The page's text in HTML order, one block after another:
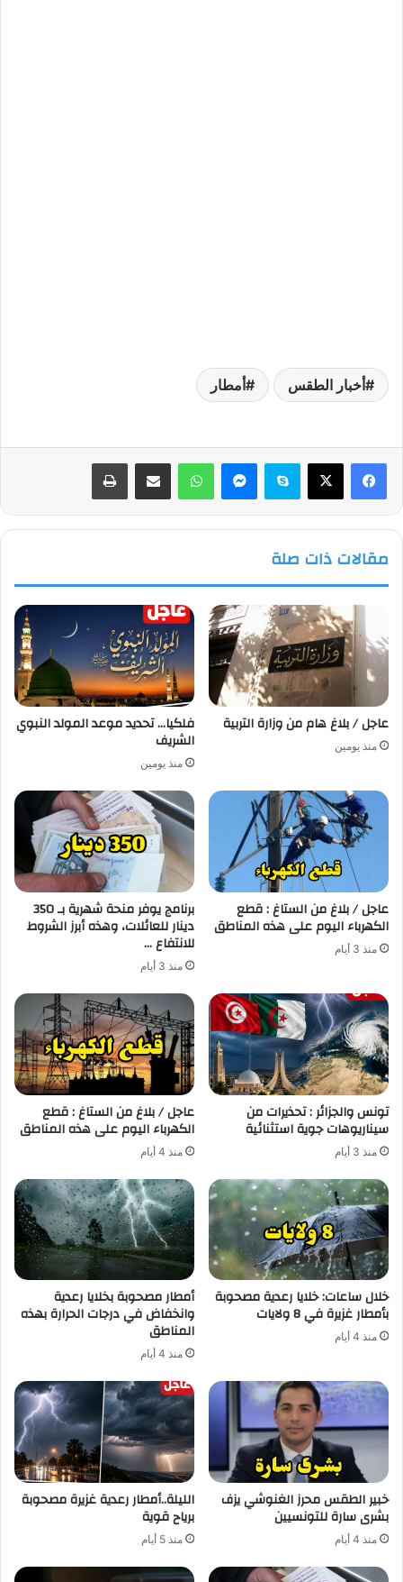
أخبار الطقس أمطار
فيسبوك سكايب واتساب
مقالات ذات صلة
عاجل / بلاغ هام من وزارة التربية
منذ يومين
فلكيا… تحديد موعد المولد النبوي
الشريف
منذ يومين
عاجل / بلاغ من الستاغ : قطع
الكهرباء اليوم على هذه المناطق
منذ 3 أيام
برنامج يوفر منحة شهرية بـ 350
دينار للعائلات، وهذه أبرز الشروط
للانتفاع …
منذ 3 أيام
تونس والجزائر : تحذيرات من
سيناريوهات جوية استثنائية
منذ 3 أيام
عاجل / بلاغ من الستاغ : قطع
الكهرباء اليوم على هذه المناطق
منذ 4 أيام
خلال ساعات: خلايا رعدية مصحوبة
بأمطار غزيرة في 8 ولايات
منذ 4 أيام
أمطار مصحوبة بخلايا رعدية
وانخفاض في درجات الحرارة بهذه
المناطق
منذ 4 أيام
خبير الطقس محرز الغنوشي يزف
بشرى سارة للتونسيين
منذ 4 أيام
الليلة..أمطار رعدية غزيرة مصحوبة
برياح قوية
منذ 5 أيام